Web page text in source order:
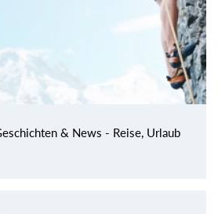
& News - Reise, Urlaub